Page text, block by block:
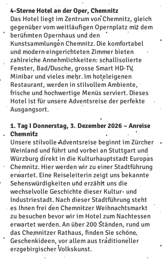
4-Sterne Hotel an der Oper, Chemnitz
Das Hotel liegt im Zentrum von Chemnitz, gleich
gegenüber vom weitläufigen Opernplatz mit dem
berühmten Opernhaus und den
Kunstsammlungen Chemnitz. Die komfortabel
und modern eingerichteten Zimmer bieten
zahlreiche Annehmlichkeiten: schallisolierte
Fenster, Bad/Dusche, grosse Smart HD-TV,
Minibar und vieles mehr. Im hoteleigenen
Restaurant, werden in stilvollem Ambiente,
frische und hochwertige Menüs serviert. Dieses
Hotel ist für unsere Adventsreise der perfekte
Ausgangsort.
1. Tag I Donnerstag, 3. Dezember 2026 – Anreise
Chemnitz
Unsere stilvolle Adventsreise beginnt im Zürcher
Weinland und führt und vorbei an Stuttgart und
Würzburg direkt in die Kulturhauptstadt Europas
Chemnitz. Hier werden wir zu einer Stadtführung
erwartet. Eine Reiseleiterin zeigt uns bekannte
Sehenswürdigkeiten und erzählt uns die
wechselvolle Geschichte dieser Kultur- und
Industriestadt. Nach dieser Stadtführung steht
es Ihnen frei den Chemnitzer Weihnachtsmarkt
zu besuchen bevor wir im Hotel zum Nachtessen
erwartet werden. An über 200 Ständen, rund um
das Chemnitzer Rathaus, finden Sie schöne
Geschenkideen, vor allem aus traditioneller
erzgebirgischer Volkskunst.